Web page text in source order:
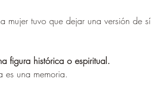
mujer tuvo que dejar una versión de
figura histórica o espiritual.
es una memoria.